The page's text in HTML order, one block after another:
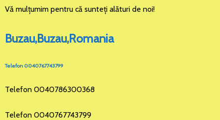
Vă mulţumim pentru că sunteţi alături de noi!
Buzau,Buzau,Romania
Telefon 0040767743799
Telefon 0040786300368
Telefon 0040767743799